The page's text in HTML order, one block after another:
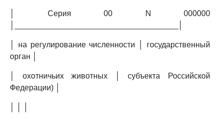
│ Серия 00 N 000000
│ на регулирование численности │ государственный
орган │
│ охотничьих животных │ субъекта Российской
Федерации) │